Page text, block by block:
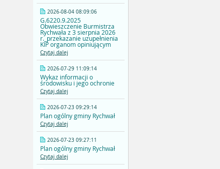
2026-08-04 08:09:06
G.6220.9.2025
Obwieszczenie Burmistrza
Rychwała z 3 sierpnia 2026
r._przekazanie uzupełnienia
KIP organom opiniującym
Czytaj dalej
2026-07-29 11:09:14
Wykaz informacji o
środowisku i jego ochronie
Czytaj dalej
2026-07-23 09:29:14
Plan ogólny gminy Rychwał
Czytaj dalej
2026-07-23 09:27:11
Plan ogólny gminy Rychwał
Czytaj dalej